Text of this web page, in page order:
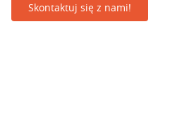
Skontaktuj się z nami!